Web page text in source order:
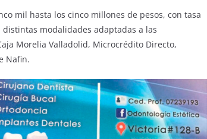
mil hasta los cinco millones de pesos, con tasa
modalidades adaptadas a las
Morelia Valladolid, Microcrédito Directo,
Nafin.